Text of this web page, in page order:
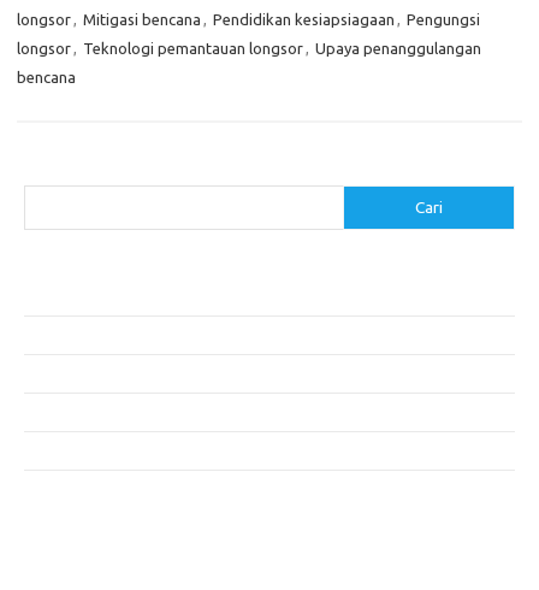
longsor, Mitigasi bencana , Pendidikan kesiapsiagaan , Pengungsi
longsor, Teknologi pemantauan longsor, Upaya penanggulangan
bencana
Cari